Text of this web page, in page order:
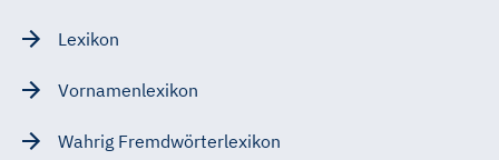
Lexikon
Vornamenlexikon
Wahrig Fremdwörterlexikon